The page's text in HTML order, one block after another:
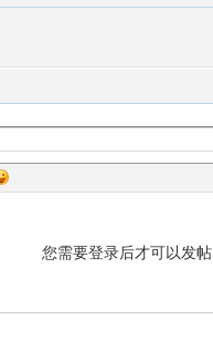
您需要登录后才可以发帖